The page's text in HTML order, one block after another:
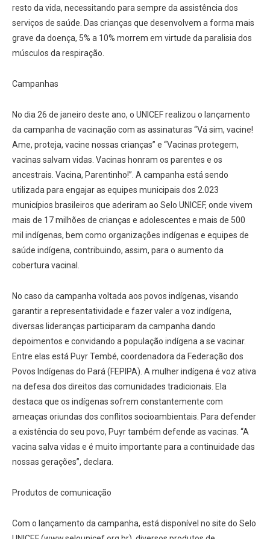
resto da vida, necessitando para sempre da assistência dos
serviços de saúde. Das crianças que desenvolvem a forma mais
grave da doença, 5% a 10% morrem em virtude da paralisia dos
músculos da respiração.
Campanhas
No dia 26 de janeiro deste ano, o UNICEF realizou o lançamento
da campanha de vacinação com as assinaturas “Vá sim, vacine!
Ame, proteja, vacine nossas crianças” e “Vacinas protegem,
vacinas salvam vidas. Vacinas honram os parentes e os
ancestrais. Vacina, Parentinho!”. A campanha está sendo
utilizada para engajar as equipes municipais dos 2.023
municípios brasileiros que aderiram ao Selo UNICEF, onde vivem
mais de 17 milhões de crianças e adolescentes e mais de 500
mil indígenas, bem como organizações indígenas e equipes de
saúde indígena, contribuindo, assim, para o aumento da
cobertura vacinal.
No caso da campanha voltada aos povos indígenas, visando
garantir a representatividade e fazer valer a voz indígena,
diversas lideranças participaram da campanha dando
depoimentos e convidando a população indígena a se vacinar.
Entre elas está Puyr Tembé, coordenadora da Federação dos
Povos Indígenas do Pará (FEPIPA). A mulher indígena é voz ativa
na defesa dos direitos das comunidades tradicionais. Ela
destaca que os indígenas sofrem constantemente com
ameaças oriundas dos conflitos socioambientais. Para defender
a existência do seu povo, Puyr também defende as vacinas. “A
vacina salva vidas e é muito importante para a continuidade das
nossas gerações”, declara.
Produtos de comunicação
Com o lançamento da campanha, está disponível no site do Selo